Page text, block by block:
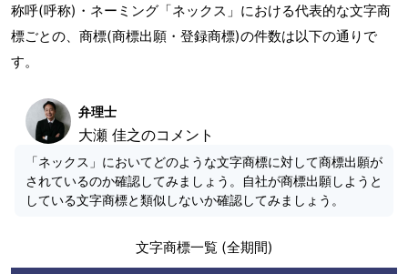
称呼(呼称)・ネーミング「ネックス」における代表的な文字商
標ごとの、商標(商標出願・登録商標)の件数は以下の通りで
す。
弁理士
大瀬 佳之のコメント
「ネックス」においてどのような文字商標に対して商標出願が
されているのか確認してみましょう。自社が商標出願しようと
している文字商標と類似しないか確認してみましょう。
文字商標一覧 (全期間)